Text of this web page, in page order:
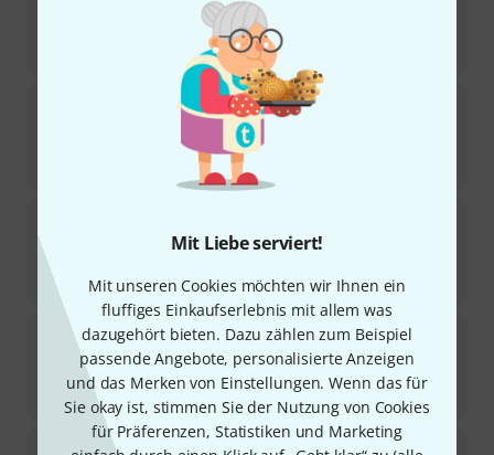
Mit Liebe serviert!
Mit unseren Cookies möchten wir Ihnen ein
fluffiges Einkaufserlebnis mit allem was
dazugehört bieten. Dazu zählen zum Beispiel
passende Angebote, personalisierte Anzeigen
und das Merken von Einstellungen. Wenn das für
Sie okay ist, stimmen Sie der Nutzung von Cookies
für Präferenzen, Statistiken und Marketing
6
Sofort lieferbar
€
Hal Leonard Jazz Play-Along Tango
Sofort lieferbar
1
22,90 €
Hal Leonard Disney Favorites Two Trumpet
Sofort lieferbar
14,99 €
Hal Leonard Jazz Play-Along Chuck Mangione